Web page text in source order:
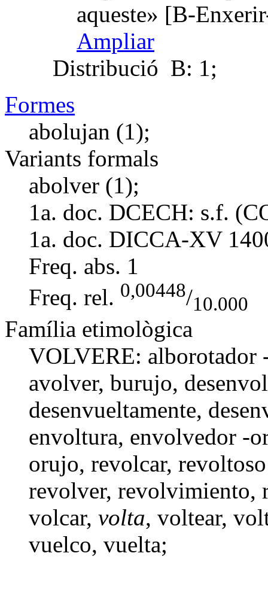
aqueste» [B-
Ampliar
Distribució B: 1;
Formes
abolujan (1);
Variants formals
abolver (1);
1a. doc. DCECH: s.f.
1a. doc. DICCA-XV
Freq. abs. 1
Freq. rel. 0,00448/10.000
Família etimològica
VOLVERE: alborotador
avolver, burujo,
desenvueltamente,
envoltura, envolvedor -
orujo, revolcar,
revolver, revolvimiento,
volcar, volta, voltear,
vuelco, vuelta;